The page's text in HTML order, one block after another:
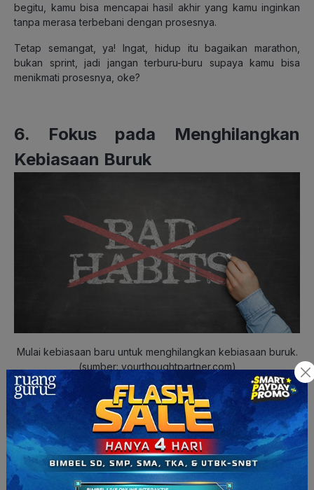
begitu, kamu bisa mencapai hasil akhir yang kamu inginkan
tanpa merasa terbebani dengan prosesnya.
Tetap semangat, ya! Ingat, hidup itu bagaikan marathon,
bukan sprint, jadi jangan terburu-buru supaya kamu bisa
menikmati prosesnya, oke?
6. Fokus pada Menghilangkan
Kebiasaan Buruk
Mulai kebiasaan baru untuk menghilangkan kebiasaan buruk.
(sumber: yourthoughtpartner.com)
Membangun kebiasaan baik bisa dilakukan dengan cara
menghilangkan kebiasaan buruk. Misalnya mengurangi makan
junk food, mengurangi screen time bermain media sosial, dan
lain sebagainya.